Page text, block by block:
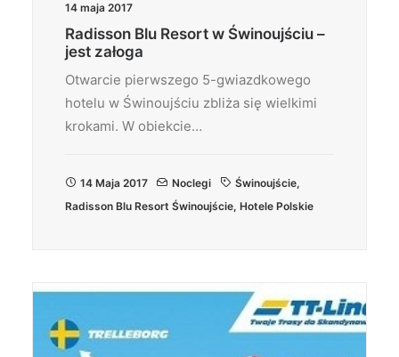
14 maja 2017
Radisson Blu Resort w Świnoujściu –
jest załoga
Otwarcie pierwszego 5-gwiazdkowego
hotelu w Świnoujściu zbliża się wielkimi
krokami. W obiekcie…
14 Maja 2017 Noclegi Świnoujście,
Radisson Blu Resort Świnoujście, Hotele Polskie